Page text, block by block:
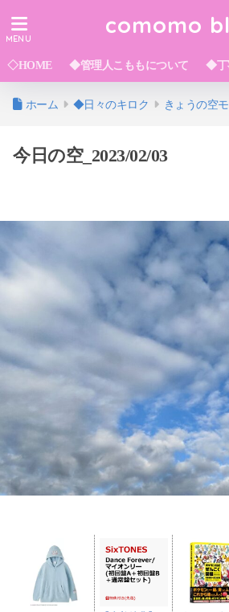
comomo
◇HOME ◆管理人こももについて ◆丁
ホーム ◆日々のキロク きょうの空
今日の空_2023/02/03